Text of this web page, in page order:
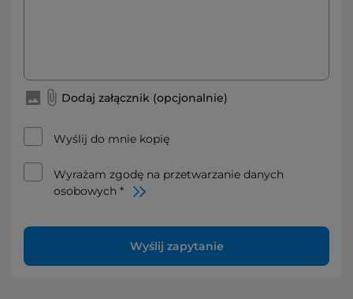
Dodaj załącznik (opcjonalnie)
Wyślij do mnie kopię
Wyrażam zgodę na przetwarzanie danych
osobowych *
Wyślij zapytanie